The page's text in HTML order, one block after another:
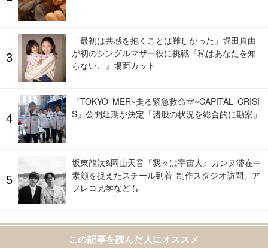
「最初は共感を抱くことは難しかった」堀田真由
が初のシングルマザー役に挑戦『私はあなたを知
らない、』場面カット
『TOKYO MER~走る緊急救命室~CAPITAL CRISI
S』公開延期が決定「諸般の状況を総合的に勘案」
坂東龍汰&岡山天音『我々は宇宙人』カンヌ滞在中
素顔を捉えたスチール到着 制作スタジオ訪問、ア
フレコ見学なども
この記事を読んだ人にオススメ